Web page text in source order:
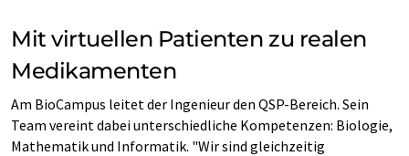
Mit virtuellen Patienten zu realen
Medikamenten
Am BioCampus leitet der Ingenieur den QSP-Bereich. Sein
Team vereint dabei unterschiedliche Kompetenzen: Biologie,
Mathematik und Informatik. "Wir sind gleichzeitig